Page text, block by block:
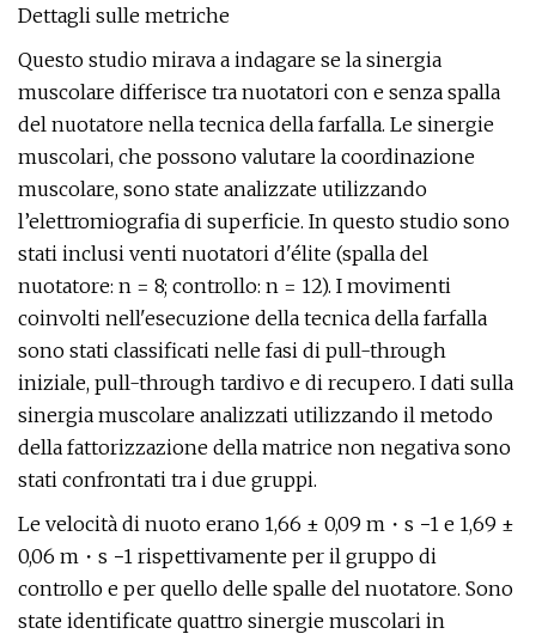
Dettagli sulle metriche
Questo studio mirava a indagare se la sinergia
muscolare differisce tra nuotatori con e senza spalla
del nuotatore nella tecnica della farfalla. Le sinergie
muscolari, che possono valutare la coordinazione
muscolare, sono state analizzate utilizzando
l’elettromiografia di superficie. In questo studio sono
stati inclusi venti nuotatori d'élite (spalla del
nuotatore: n = 8; controllo: n = 12). I movimenti
coinvolti nell'esecuzione della tecnica della farfalla
sono stati classificati nelle fasi di pull-through
iniziale, pull-through tardivo e di recupero. I dati sulla
sinergia muscolare analizzati utilizzando il metodo
della fattorizzazione della matrice non negativa sono
stati confrontati tra i due gruppi.
Le velocità di nuoto erano 1,66 ± 0,09 m・s −1 e 1,69 ±
0,06 m・s −1 rispettivamente per il gruppo di
controllo e per quello delle spalle del nuotatore. Sono
state identificate quattro sinergie muscolari in